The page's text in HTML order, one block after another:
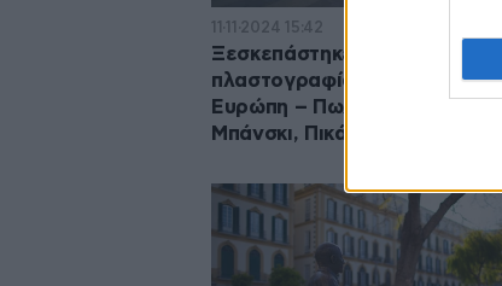
11·11·2024 15:42
Ξεσκεπάστηκε το μεγαλύτερο
πλαστογραφίας έργων
Ευρώπη – Πωλούσαν πλαστά
Μπάνσκι, Πικάσο και Γουόρχολ